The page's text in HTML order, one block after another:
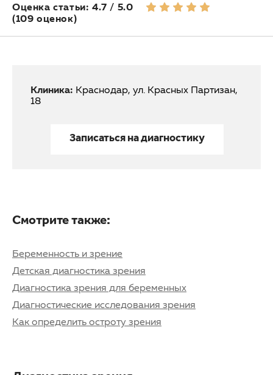
Оценка статьи: 4.7 / 5.0
(109 оценок)
Клиника: Краснодар, ул. Красных Партизан,
18
Записаться на диагностику
Смотрите также:
Беременность и зрение
Детская диагностика зрения
Диагностика зрения для беременных
Диагностические исследования зрения
Как определить остроту зрения